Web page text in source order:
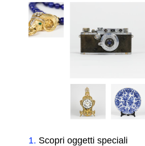
1. Scopri oggetti speciali